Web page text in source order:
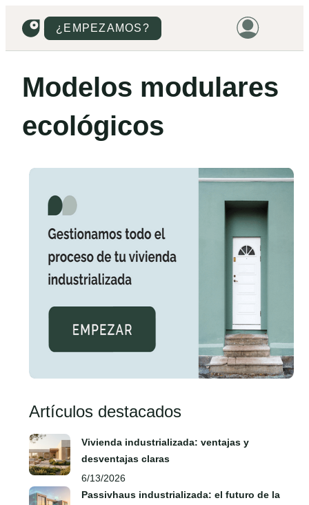
¿EMPEZAMOS?
VIVIENDAS
PROYECTOS
PRECIOS
Modelos modulares
ecológicos
Artículos destacados
Vivienda industrializada: ventajas y
desventajas claras
6/13/2026
Passivhaus industrializada: el futuro de la